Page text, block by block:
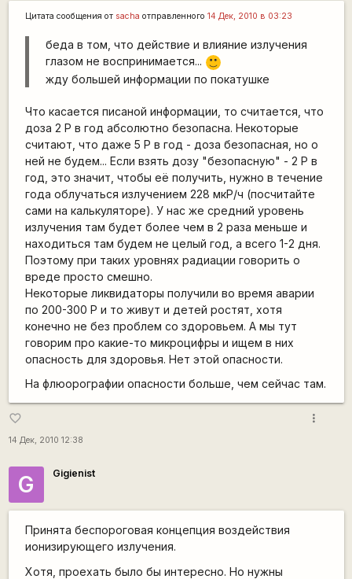
Цитата сообщения от sacha отправленного 14 Дек, 2010 в 03:23
беда в том, что действие и влияние излучения
глазом не воспринимается...
:)
жду большей информации по покатушке
Что касается писаной информации, то считается, что
доза 2 Р в год абсолютно безопасна. Некоторые
считают, что даже 5 Р в год - доза безопасная, но о
ней не будем... Если взять дозу "безопасную" - 2 Р в
год, это значит, чтобы её получить, нужно в течение
года облучаться излучением 228 мкР/ч (посчитайте
сами на калькуляторе). У нас же средний уровень
излучения там будет более чем в 2 раза меньше и
находиться там будем не целый год, а всего 1-2 дня.
Поэтому при таких уровнях радиации говорить о
вреде просто смешно.
Некоторые ликвидаторы получили во время аварии
по 200-300 Р и то живут и детей ростят, хотя
конечно не без проблем со здоровьем. А мы тут
говорим про какие-то микроцифры и ищем в них
опасность для здоровья. Нет этой опасности.
На флюорографии опасности больше, чем сейчас там.
favorite_border
14 Дек, 2010 12:38
more_vert
G Gigienist
Принята беспороговая концепция воздействия
ионизирующего излучения.
Хотя, проехать было бы интересно. Но нужны